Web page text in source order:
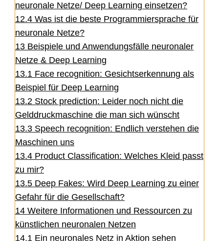
neuronale Netze/ Deep Learning einsetzen?
12.4 Was ist die beste Programmiersprache für
neuronale Netze?
13 Beispiele und Anwendungsfälle neuronaler
Netze & Deep Learning
13.1 Face recognition: Gesichtserkennung als
Beispiel für Deep Learning
13.2 Stock prediction: Leider noch nicht die
Gelddruckmaschine die man sich wünscht
13.3 Speech recognition: Endlich verstehen die
Maschinen uns
13.4 Product Classification: Welches Kleid passt
zu mir?
13.5 Deep Fakes: Wird Deep Learning zu einer
Gefahr für die Gesellschaft?
14 Weitere Informationen und Ressourcen zu
künstlichen neuronalen Netzen
14.1 Ein neuronales Netz in Aktion sehen